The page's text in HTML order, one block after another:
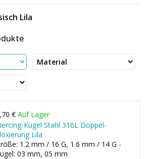
Lila
€ Auf Lager
Kugel Stahl 316L Doppel-
Lila
1.2 mm / 16 G, 1.6 mm / 14 G -
03 mm, 05 mm